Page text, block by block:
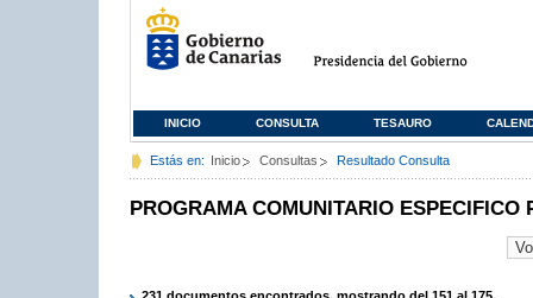
INICIO CONSULTA TESAURO
Estás en: Inicio Consultas Resultado Consulta
PROGRAMA COMUNITARIO ESPECIFICO